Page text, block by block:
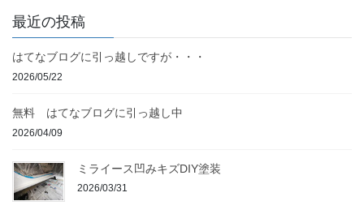
最近の投稿
はてなブログに引っ越しですが・・・
2026/05/22
無料 はてなブログに引っ越し中
2026/04/09
ミライース凹みキズDIY塗装
2026/03/31